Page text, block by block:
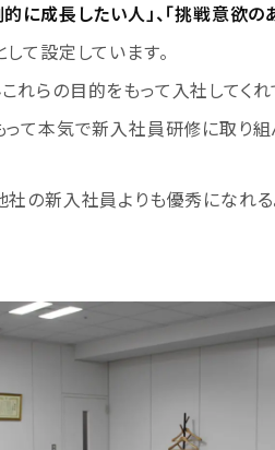
に成長したい人」、「挑戦意欲の
て設定しています。
らの目的をもって入社してくれ
て本気で新入社員研修に取り組
の新入社員よりも優秀になれ